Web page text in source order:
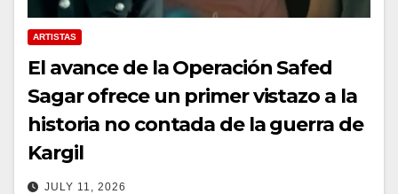
ARTISTAS
El avance de la Operación Safed
Sagar ofrece un primer vistazo a la
historia no contada de la guerra de
Kargil
JULY 11, 2026